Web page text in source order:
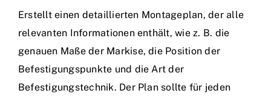
Erstellt einen detaillierten Montageplan, der alle
relevanten Informationen enthält, wie z. B. die
genauen Maße der Markise, die Position der
Befestigungspunkte und die Art der
Befestigungstechnik. Der Plan sollte für jeden